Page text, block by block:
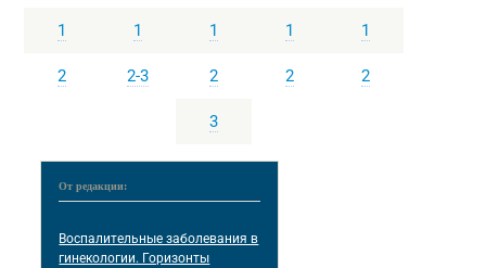
1
2
1
2-3
1
2
3
1
2
1
2
От редакции:
Воспалительные заболевания в
гинекологии. Горизонты